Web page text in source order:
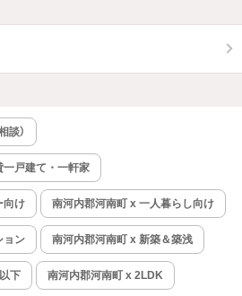
談）
戸建て・一軒家
向け 南河内郡河南町 x 一人暮らし向け
ョン 南河内郡河南町 x 新築＆築浅
下 南河内郡河南町 x 2LDK